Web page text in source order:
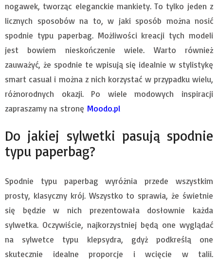
nogawek, tworząc eleganckie mankiety. To tylko jeden z
licznych sposobów na to, w jaki sposób można nosić
spodnie typu paperbag. Możliwości kreacji tych modeli
jest bowiem nieskończenie wiele. Warto również
zauważyć, że spodnie te wpisują się idealnie w stylistykę
smart casual i można z nich korzystać w przypadku wielu,
różnorodnych okazji. Po wiele modowych inspiracji
zapraszamy na stronę Moodo.pl
Do jakiej sylwetki pasują spodnie
typu paperbag?
Spodnie typu paperbag wyróżnia przede wszystkim
prosty, klasyczny krój. Wszystko to sprawia, że świetnie
się będzie w nich prezentowała dosłownie każda
sylwetka. Oczywiście, najkorzystniej będą one wyglądać
na sylwetce typu klepsydra, gdyż podkreślą one
skutecznie idealne proporcje i wcięcie w talii.